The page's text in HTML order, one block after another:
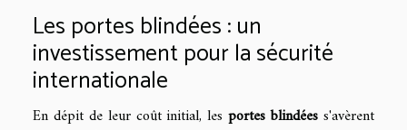
Les portes blindées : un
investissement pour la sécurité
internationale
En dépit de leur coût initial, lesportes blindées s'avèrent